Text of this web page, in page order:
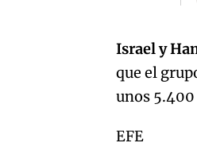
Israel y
que el
unos 5.400
EFE